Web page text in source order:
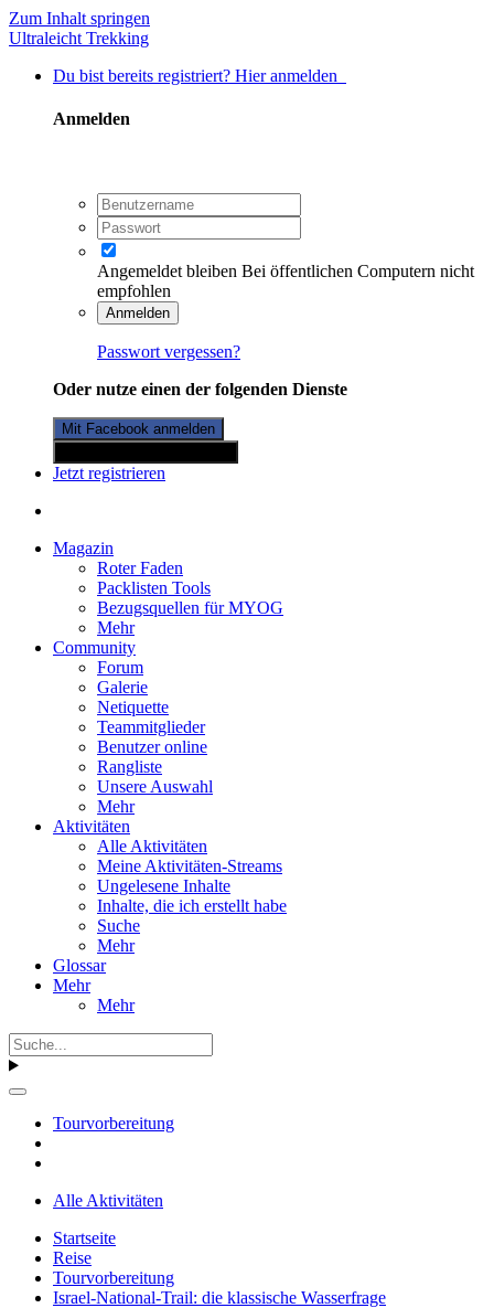
Zum Inhalt springen
Ultraleicht Trekking
Du bist bereits registriert? Hier anmelden
Anmelden
Angemeldet bleiben Bei öffentlichen Computern nicht
empfohlen
Anmelden
Passwort vergessen?
Oder nutze einen der folgenden Dienste
Mit Facebook anmelden
Jetzt registrieren
Magazin
Roter Faden
Packlisten Tools
Bezugsquellen für MYOG
Mehr
Community
Forum
Galerie
Netiquette
Teammitglieder
Benutzer online
Rangliste
Unsere Auswahl
Mehr
Aktivitäten
Alle Aktivitäten
Meine Aktivitäten-Streams
Ungelesene Inhalte
Inhalte, die ich erstellt habe
Suche
Mehr
Glossar
Mehr
Mehr
Tourvorbereitung
Alle Aktivitäten
Startseite
Reise
Tourvorbereitung
Israel-National-Trail: die klassische Wasserfrage